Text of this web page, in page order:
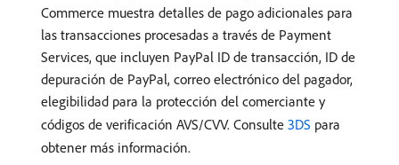
Commerce muestra detalles de pago adicionales para
las transacciones procesadas a través de Payment
Services, que incluyen PayPal ID de transacción, ID de
depuración de PayPal, correo electrónico del pagador,
elegibilidad para la protección del comerciante y
códigos de verificación AVS/CVV. Consulte 3DS para
obtener más información.